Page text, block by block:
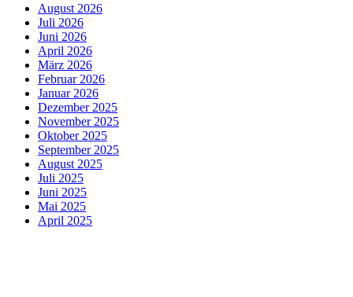
August 2026
Juli 2026
Juni 2026
April 2026
März 2026
Februar 2026
Januar 2026
Dezember 2025
November 2025
Oktober 2025
September 2025
August 2025
Juli 2025
Juni 2025
Mai 2025
April 2025